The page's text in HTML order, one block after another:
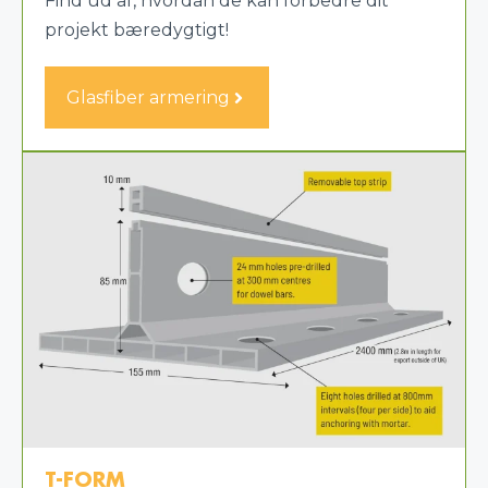
projekt bæredygtigt!
Glasfiber armering
T-FORM